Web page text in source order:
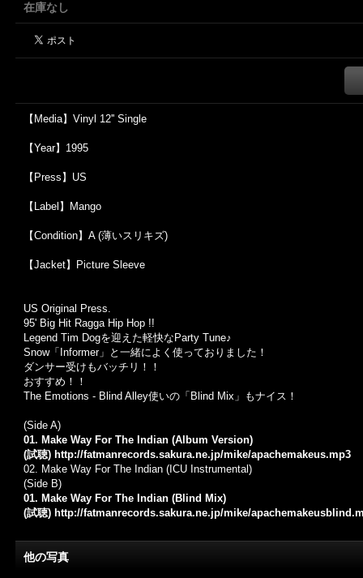
在庫なし
【Media】Vinyl 12'' Single
【Year】1995
【Press】US
【Label】Mango
【Condition】A (薄いスリキズ)
【Jacket】Picture Sleeve
US Original Press.
95' Big Hit Ragga Hip Hop !!
Legend Tim Dogを迎えた軽快なParty Tune♪
Snow「Informer」と一緒によく使っておりました！
ダンサー受けもバッチリ！！
おすすめ！！
The Emotions - Blind Alley使いの「Blind Mix」もナイス！
(Side A)
01. Make Way For The Indian (Album Version)
(試聴) http://fatmanrecords.sakura.ne.jp/mike/apachemakeus.mp3
02. Make Way For The Indian (ICU Instrumental)
(Side B)
01. Make Way For The Indian (Blind Mix)
(試聴) http://fatmanrecords.sakura.ne.jp/mike/
他の写真